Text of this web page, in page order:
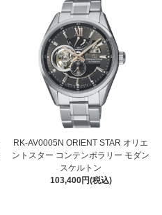
RK-AV0005N ORIENT STAR オリエ
ントスター コンテンポラリー モダン
スケルトン
103,400円(税込)